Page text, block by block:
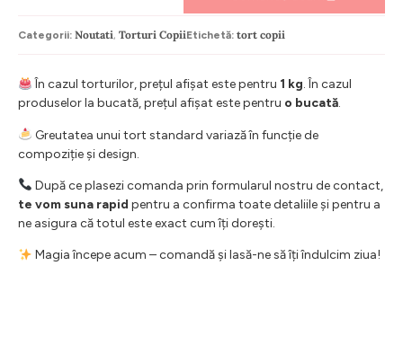
Categorii: Noutati, Torturi CopiiEtichetă: tort copii
În cazul torturilor, prețul afișat este pentru 1 kg. În cazul
produselor la bucată, prețul afișat este pentru o bucată.
Greutatea unui tort standard variază în funcție de
compoziție și design.
După ce plasezi comanda prin formularul nostru de contact,
te vom suna rapid pentru a confirma toate detaliile și pentru a
ne asigura că totul este exact cum îți dorești.
Magia începe acum – comandă și lasă-ne să îți îndulcim ziua!